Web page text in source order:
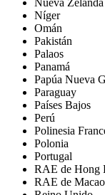
Níger
Omán
Pakistán
Palaos
Panamá
Papúa Nueva
Paraguay
Países Bajos
Perú
Polinesia
Polonia
Portugal
RAE de Hong
RAE de